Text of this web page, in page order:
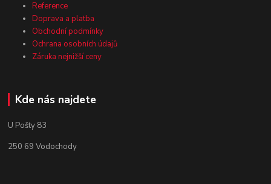
Reference
Doprava a platba
Obchodní podmínky
Ochrana osobních údajů
Záruka nejnižší ceny
Kde nás najdete
U Pošty 83
250 69 Vodochody